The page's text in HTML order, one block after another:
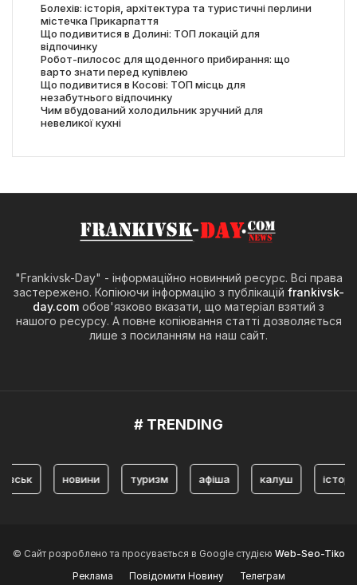
Болехів: історія, архітектура та туристичні перлини
містечка Прикарпаття
Що подивитися в Долині: ТОП локацій для
відпочинку
Робот-пилосос для щоденного прибирання: що
варто знати перед купівлею
Що подивитися в Косові: ТОП місць для
незабутнього відпочинку
Чим вбудований холодильник зручний для
невеликої кухні
"Frankivsk-Day" - інформаційно новинний ресурс. Всі права
застережено. Копіюючи інформацію з публікацій frankivsk-
day.com обов'язково вказати, що матеріал взятий з
нашого ресурсу. А повне копіювання статті дозволяється
лише з посиланням на наш сайт.
# TRENDING
новини туризм афіша калуш історія
© Сайт розроблено та просувається в Google студією Web-Seo-Tiko
Реклама
Повідомити Новину Телеграм